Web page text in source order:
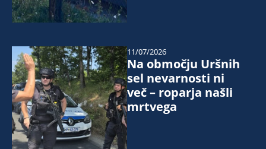
Na območju Uršnih
sel nevarnosti ni
več – roparja našli
mrtvega
11/07/2026